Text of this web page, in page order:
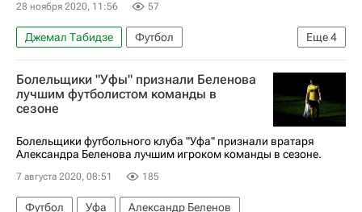
28 ноября 2020, 11:56 57
Еще4
Джемал Табидзе
Футбол
Российский футбольный союз (РФС)
РПЛ 2026-2027 (Чемпионат России по футболу)
Тамбов
Болельщики "Уфы" признали Беленова
лучшим футболистом команды в
сезоне
Болельщики футбольного клуба "Уфа" признали вратаря
Александра Беленова лучшим игроком команды в сезоне.
7 августа 2020, 08:51 185
Футбол Уфа Александр Беленов